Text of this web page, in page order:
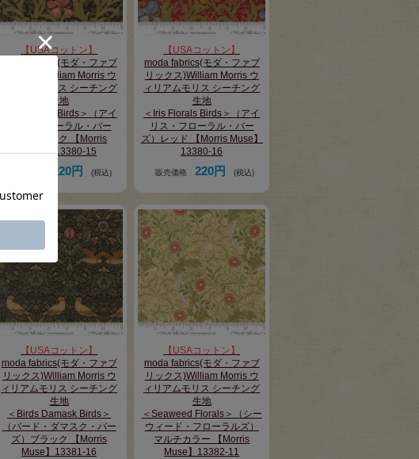
【USAコットン】
moda fabrics(モダ・ファブ
リックス)William Morris ウ
ィリアムモリス シーチング
生地
＜Iris Florals Birds＞（アイ
リス・フローラル・バー
ズ）ブラック 【Morris
Muse】13380-15
220円 (税込)
【USAコットン】
moda fabrics(モダ・ファブ
リックス)William Morris ウ
ィリアムモリス シーチング
生地
＜Iris Florals Birds＞（アイ
リス・フローラル・バー
ズ）レッド 【Morris Muse】
13380-16
販売価格 220円 (税込)
【USAコットン】
moda fabrics(モダ・ファブ
リックス)William Morris ウ
ィリアムモリス シーチング
生地
＜Birds Damask Birds＞
（バード・ダマスク・バー
ズ）ブラック 【Morris
Muse】13381-16
【USAコットン】
moda fabrics(モダ・ファブ
リックス)William Morris ウ
ィリアムモリス シーチング
生地
＜Seaweed Florals＞（シー
ウィード・フローラルズ）
マルチカラー 【Morris
Muse】13382-11